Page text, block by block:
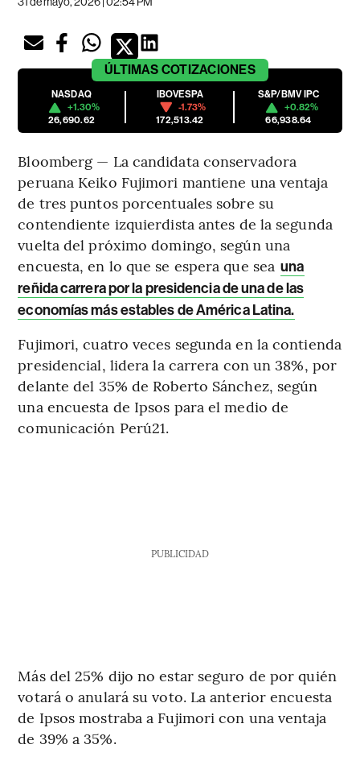
ÚLTIMAS COTIZACIONES
NASDAQ
+1.30%
26,690.62
IBOVESPA
-1.73%
172,513.42
S&P/BMV IPC
+0.82%
66,938.64
Bloomberg — La candidata conservadora
peruana Keiko Fujimori mantiene una ventaja
de tres puntos porcentuales sobre su
contendiente izquierdista antes de la segunda
vuelta del próximo domingo, según una
encuesta, en lo que se espera que sea una
reñida carrera por la presidencia de una de las
economías más estables de América Latina.
Fujimori, cuatro veces segunda en la contienda
presidencial, lidera la carrera con un 38%, por
delante del 35% de Roberto Sánchez, según
una encuesta de Ipsos para el medio de
comunicación Perú21.
PUBLICIDAD
Más del 25% dijo no estar seguro de por quién
votará o anulará su voto. La anterior encuesta
de Ipsos mostraba a Fujimori con una ventaja
de 39% a 35%.